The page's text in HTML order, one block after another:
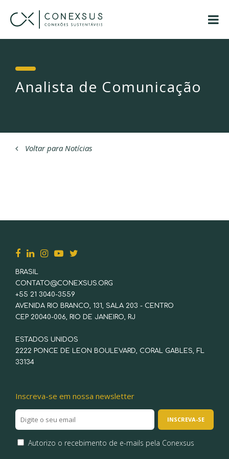
Analista de Comunicação
Voltar para Notícias
BRASIL
CONTATO@CONEXSUS.ORG
+55 21 3040-3559
AVENIDA RIO BRANCO, 131, SALA 203 - CENTRO
CEP 20040-006, RIO DE JANEIRO, RJ
ESTADOS UNIDOS
2222 PONCE DE LEON BOULEVARD, CORAL GABLES, FL
33134
Inscreva-se em nossa newsletter
Autorizo o recebimento de e-mails pela Conexsus